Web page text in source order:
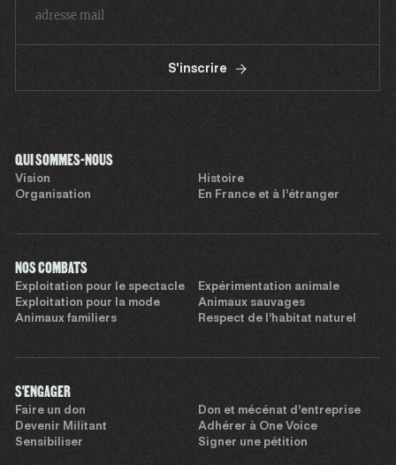
S'inscrire
QUI SOMMES-NOUS
Vision
Histoire
Organisation
En France et à l’étranger
NOS COMBATS
Exploitation pour le spectacle
Expérimentation animale
Exploitation pour la mode
Animaux sauvages
Animaux familiers
Respect de l’habitat naturel
S'ENGAGER
Faire un don
Don et mécénat d’entreprise
Devenir Militant
Adhérer à One Voice
Sensibiliser
Signer une pétition